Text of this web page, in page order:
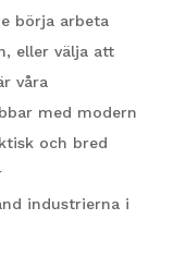
börja arbeta
eller välja att
våra
med modern
och bred
industrierna i